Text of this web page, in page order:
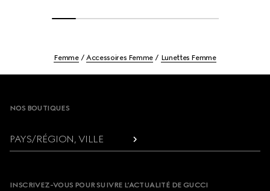
Femme Accessoires Femme Lunettes Femme
NOS BOUTIQUES
PAYS/RÉGION, VILLE
INSCRIVEZ-VOUS POUR SUIVRE L’ACTUALITÉ DE GUCCI